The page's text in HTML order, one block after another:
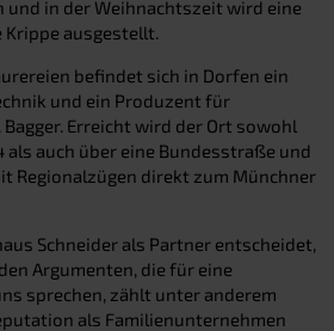
und in der Weihnachtszeit wird eine
ausgestellt.
befindet sich in Dorfen ein
und ein Produzent für
Erreicht wird der Ort sowohl
als auch über eine Bundesstraße und
Regionalzügen direkt zum Münchner
Schneider als Partner entscheidet,
Argumenten, die für eine
sprechen, zählt unter anderem
als Familienunternehmen